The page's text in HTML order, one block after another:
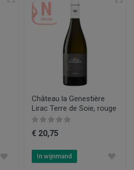
Château la Genestière
Lirac Terre de Soie, rouge
€ 20,75
In wijnmand